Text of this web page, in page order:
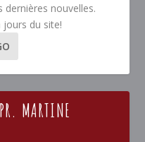
dernières nouvelles.
jours du site!
MARTINE